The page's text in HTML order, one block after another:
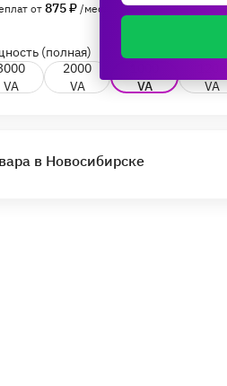
от 875 ₽ /мес.
(полная)
VA
2000
VA
VA
VA
в Новосибирске